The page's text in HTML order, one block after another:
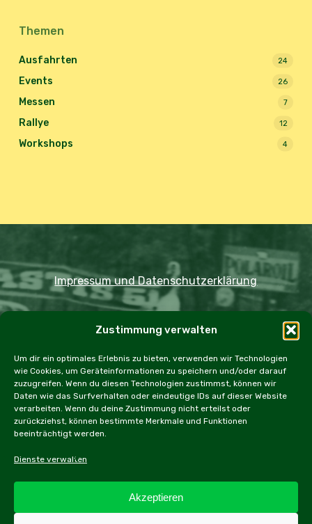
Zustimmung verwalten
Um dir ein optimales Erlebnis zu bieten, verwenden wir Technologien
wie Cookies, um Geräteinformationen zu speichern und/oder darauf
zuzugreifen. Wenn du diesen Technologien zustimmst, können wir
Daten wie das Surfverhalten oder eindeutige IDs auf dieser Website
verarbeiten. Wenn du deine Zustimmung nicht erteilst oder
zurückziehst, können bestimmte Merkmale und Funktionen
beeinträchtigt werden.
Dienste verwalten
Akzeptieren
Themen
Ausfahrten 24
Events 26
Messen 7
Rallye 12
Workshops 4
Impressum und Datenschutzerklärung
Home Ausfahrten Rallye
Events
Messen
Workshops Cookie Policy (EU)
facebook